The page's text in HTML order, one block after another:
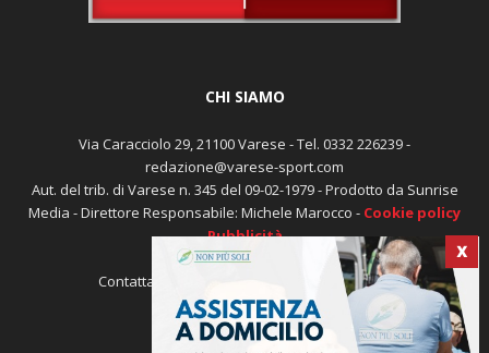
X
CHI SIAMO
Via Caracciolo 29, 21100 Varese - Tel. 0332 226239 -
redazione@varese-sport.com
Aut. del trib. di Varese n. 345 del 09-02-1979 - Prodotto da Sunrise
Media - Direttore Responsabile: Michele Marocco - Cookie policy
Pubblicità
Contattaci: redazione@varese-sport.com